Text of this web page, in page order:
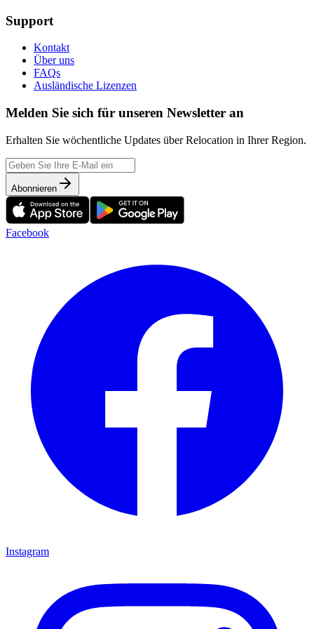
Support
Kontakt
Über uns
FAQs
Ausländische Lizenzen
Melden Sie sich für unseren Newsletter an
Erhalten Sie wöchentliche Updates über Relocation in Ihrer Region.
Abonnieren
Facebook
Instagram